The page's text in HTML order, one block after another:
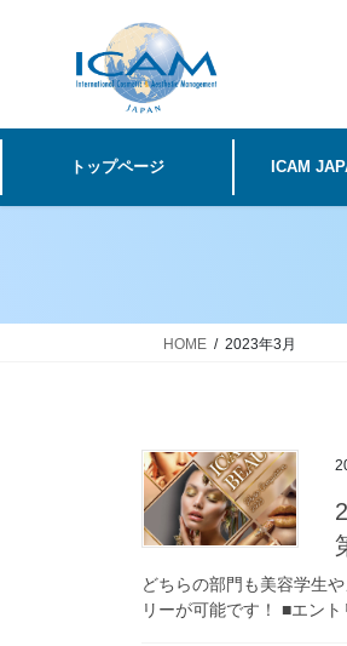
ツ
シ
トップページ ICAM
HOME 2023年3月
どちらの部門も美容学生
リーが可能です！ ■エン